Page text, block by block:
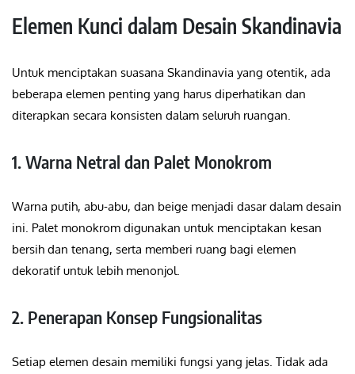
Elemen Kunci dalam Desain Skandinavia
Untuk menciptakan suasana Skandinavia yang otentik, ada
beberapa elemen penting yang harus diperhatikan dan
diterapkan secara konsisten dalam seluruh ruangan.
1. Warna Netral dan Palet Monokrom
Warna putih, abu-abu, dan beige menjadi dasar dalam desain
ini. Palet monokrom digunakan untuk menciptakan kesan
bersih dan tenang, serta memberi ruang bagi elemen
dekoratif untuk lebih menonjol.
2. Penerapan Konsep Fungsionalitas
Setiap elemen desain memiliki fungsi yang jelas. Tidak ada